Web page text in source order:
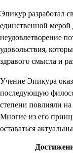
Эпикур разработал
единственной мерой
неудовлетворение
удовольствия,
здравого смысла и
Учение Эпикура
последующую
степени повлияли
Многие из его
оставаться